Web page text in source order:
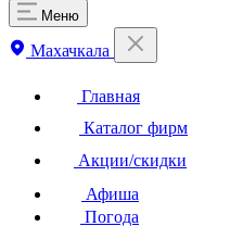
Меню
Махачкала
Главная
Каталог фирм
Акции/скидки
Афиша
Погода